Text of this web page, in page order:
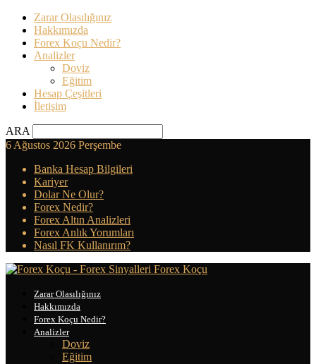
Zarar Olasılığınız
Hakkımızda
Forex Koçu Nedir?
Analizler
Doviz
Eğitim
Hesap Çeşitleri
İletişim
ARA
6 Ağustos 2026 Perşembe
Banka Hesap Bilgileri
Kariyer
Dolar Ne Olur?
Forex Nedir?
Forex Altın Analizleri
Forex Anlık Yorumları
Nasıl FK Kullanırım?
Forex Koçu
Zarar Olasılığınız
Hakkımızda
Forex Koçu Nedir?
Analizler
Doviz
Eğitim